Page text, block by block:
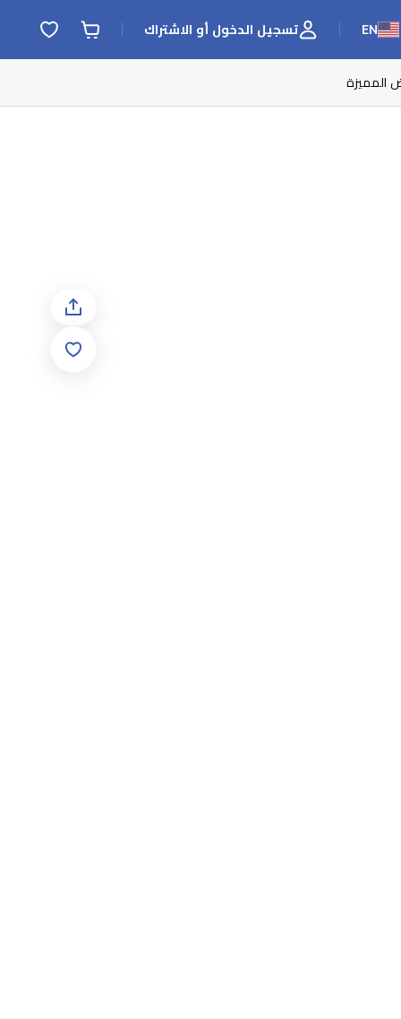
EN تسجيل الدخول أو الاشتراك
المميزة